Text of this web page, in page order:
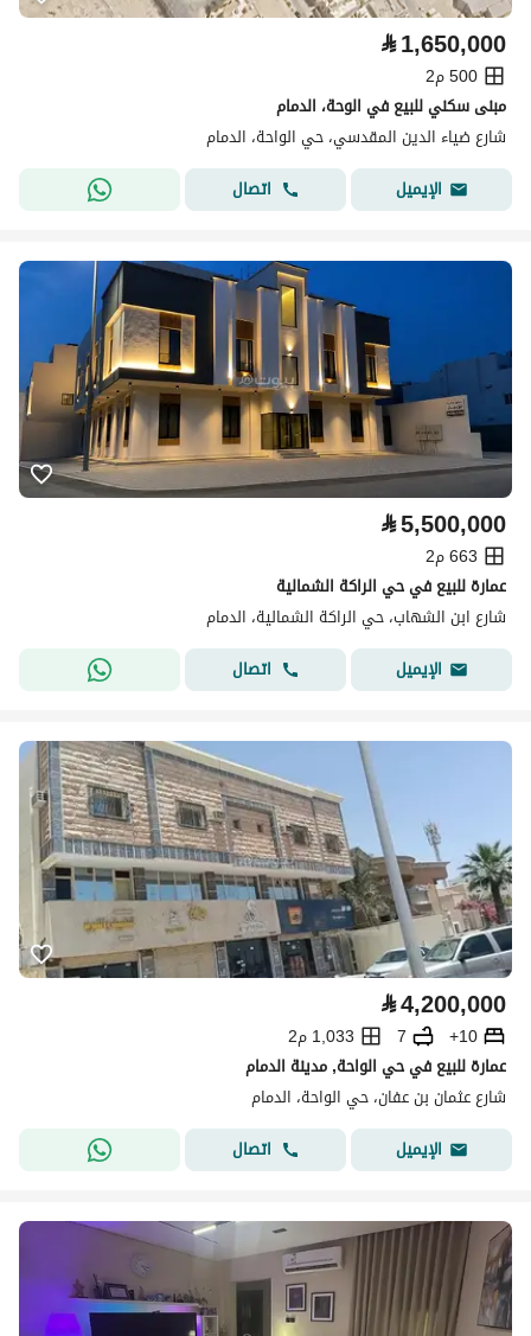
⃁1,650,000
500 م2
مبنى سكني للبيع في الوحة، الدمام
شارع ضياء الدين المقدسي، حي الواحة، الدمام
الإيميل
اتصال
⃁5,500,000
663 م2
عمارة للبيع في حي الراكة الشمالية
شارع ابن الشهاب، حي الراكة الشمالية، الدمام
الإيميل
اتصال
⃁4,200,000
10+
7
1,033 م2
عمارة للبيع في حي الواحة, مدينة الدمام
شارع عثمان بن عفان، حي الواحة، الدمام
الإيميل
اتصال